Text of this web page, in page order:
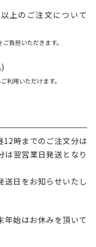
上のご注文について
負担いただきます。
利用いただけます。
12時までのご注文分は
は翌営業日発送となり
送日をお知らせいたし
年始はお休みを頂いて